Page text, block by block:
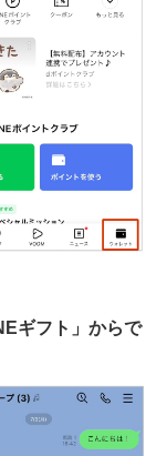
ギフト」からで